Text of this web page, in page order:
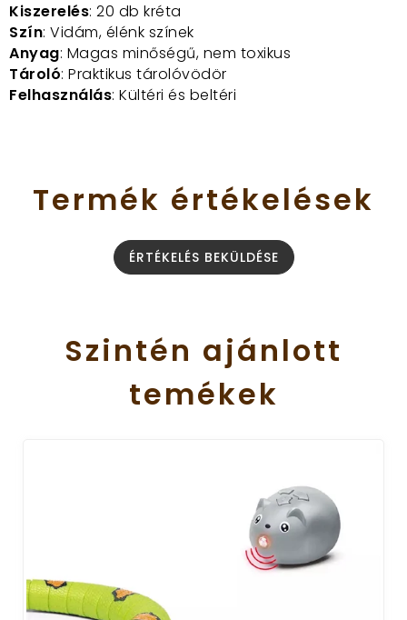
Kiszerelés: 20 db kréta
Szín: Vidám, élénk színek
Anyag: Magas minőségű, nem toxikus
Tároló: Praktikus tárolóvödör
Felhasználás: Kültéri és beltéri
Termék értékelések
ÉRTÉKELÉS BEKÜLDÉSE
Szintén ajánlott
temékek